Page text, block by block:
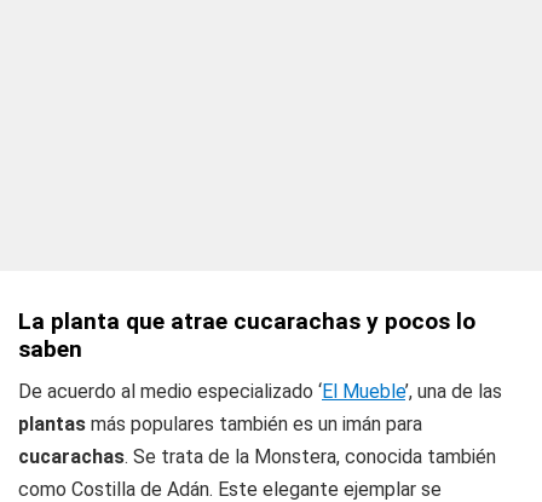
La planta que atrae cucarachas y pocos lo
saben
De acuerdo al medio especializado ‘El Mueble’, una de las
plantas más populares también es un imán para
cucarachas. Se trata de la Monstera, conocida también
como Costilla de Adán. Este elegante ejemplar se